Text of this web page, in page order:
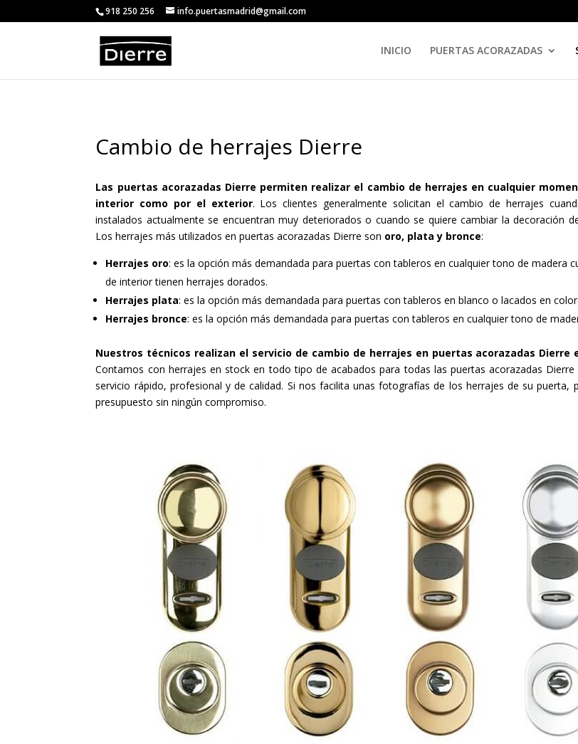
918 250 256 info.puertasmadrid@gmail.com
INICIO PUERTAS ACORAZADAS
Cambio de herrajes Dierre
Las puertas acorazadas Dierre permiten realizar el cambio de herrajes en cualquier
interior como por el exterior. Los clientes generalmente solicitan el cambio de herrajes
instalados actualmente se encuentran muy deteriorados o cuando se quiere cambiar la decoración
Los herrajes más utilizados en puertas acorazadas Dierre son oro, plata y bronce:
Herrajes oro: es la opción más demandada para puertas con tableros en cualquier tono de madera
de interior tienen herrajes dorados.
Herrajes plata: es la opción más demandada para puertas con tableros en blanco o lacados en color
Herrajes bronce: es la opción más demandada para puertas con tableros en cualquier tono de
Nuestros técnicos realizan el servicio de cambio de herrajes en puertas acorazadas Dierre
Contamos con herrajes en stock en todo tipo de acabados para todas las puertas acorazadas
servicio rápido, profesional y de calidad. Si nos facilita unas fotografías de los herrajes de su puerta,
presupuesto sin ningún compromiso.